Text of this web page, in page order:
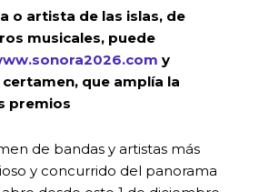
o artista de las islas, de
musicales, puede
y
que amplía la
premios
de bandas y artistas más
y concurrido del panorama